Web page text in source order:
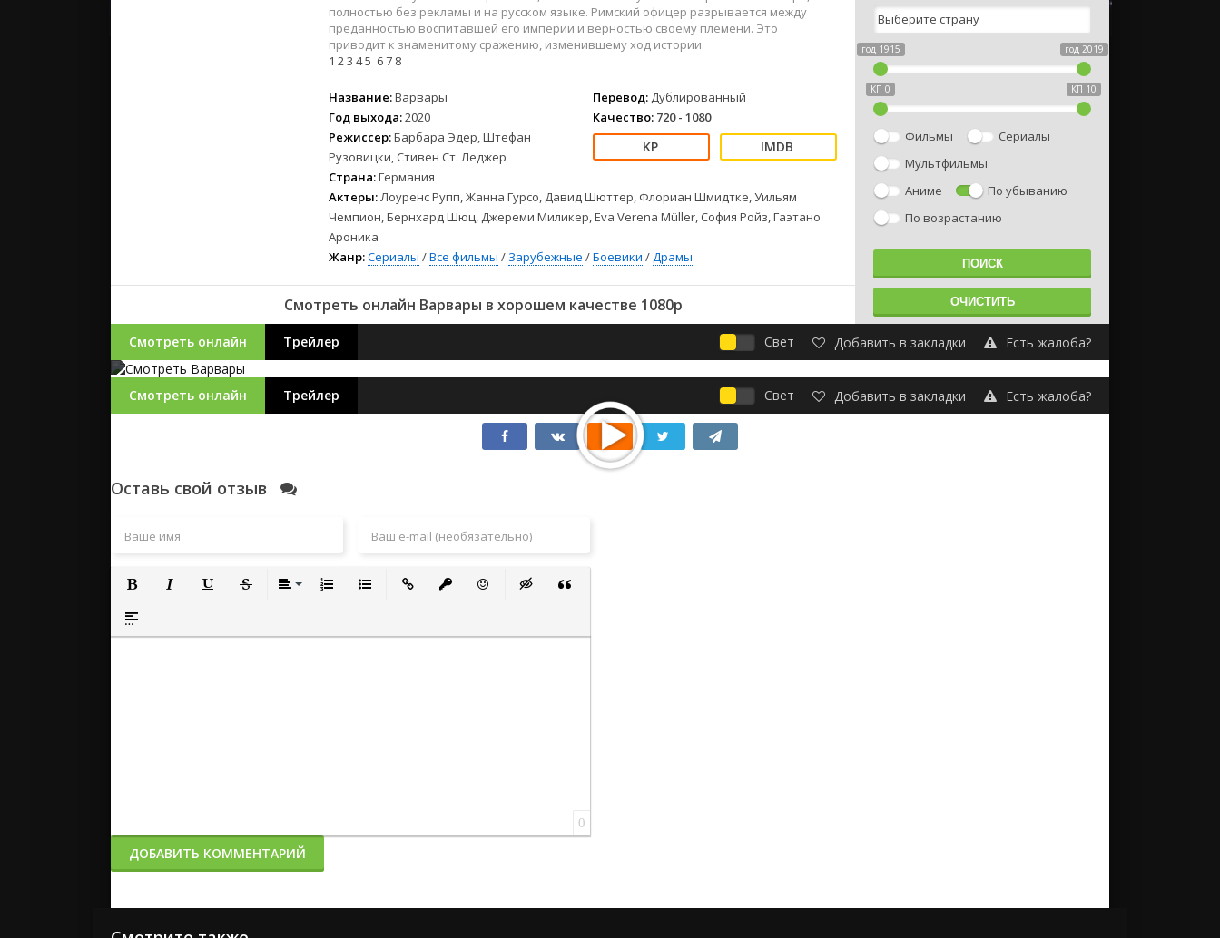
2022
2021
Русские
СССР
Зарубежные
Детские
Драмы
Спорт
Триллеры
Фантастика
Фэнтези
2022
2021
Русские
СССР
Зарубежные
полностью без рекламы и на русском языке. Римский офицер разрывается между
преданностью воспитавшей его империи и верностью своему племени. Это
приводит к знаменитому сражению, изменившему ход истории.
1 23 45 67 8
Название:Варвары
Год выхода:2020
Режиссер:Барбара Эдер, Штефан
Рузовицки, Стивен Ст. Леджер
Страна:Германия
Перевод: Дублированный
Качество: 720 - 1080
Актеры:Лоуренс Рупп, Жанна Гурсо, Давид Шюттер, Флориан Шмидтке, Уильям
Чемпион, Бернхард Шюц, Джереми Миликер, Eva Verena Müller, София Ройз, Гаэтано
Ароника
Жанр:Сериалы /Все фильмы / Зарубежные /Боевики /Драмы
Смотреть онлайн Варвары в хорошем качестве 1080p
год 1915 год 2019
КП 0 КП 10
Фильмы
Сериалы
Мультфильмы
Аниме
По убыванию
По возрастанию
Смотреть онлайн Трейлер Свет Добавить в закладки Есть жалоба?
Смотреть онлайн Трейлер Свет Добавить в закладки Есть жалоба?
Оставь свой отзыв
Полужирный
Вставка спойлера
0
ДОБАВИТЬ КОММЕНТАРИЙ